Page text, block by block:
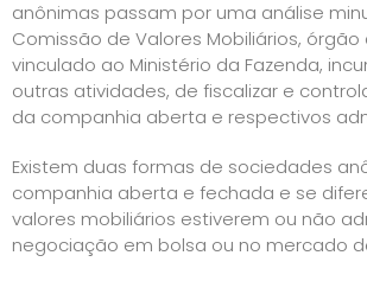
anônimas passam por uma análise
Comissão de Valores Mobiliários,
vinculado ao Ministério da Fazenda,
outras atividades, de fiscalizar e
da companhia aberta e respectivos
Existem duas formas de sociedades
companhia aberta e fechada e se
valores mobiliários estiverem ou não
negociação em bolsa ou no mercado